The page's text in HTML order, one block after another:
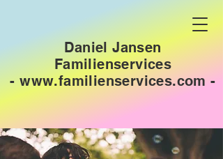
Daniel Jansen
Familienservices
-www.familienservices.com -